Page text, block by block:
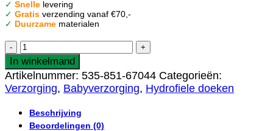
✓ Snelle levering
✓ Gratis verzending vanaf €70,-
✓ Duurzame materialen
Jollein
Hydrofiele
Doek
Small
70x70cm
Animals
-
In winkelmand
Artikelnummer: 535-851-67044 Categorieën:
Verzorging, Babyverzorging, Hydrofiele doeken
Beschrijving
Beoordelingen (0)